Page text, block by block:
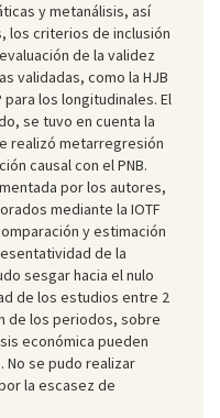
y metanálisis, así
los criterios de inclusión
de la validez
validadas, como la HJB
los longitudinales. El
se tuvo en cuenta la
realizó metarregresión
causal con el PNB.
por los autores,
mediante la IOTF
y estimación
de la
sesgar hacia el nulo
de los estudios entre 2
de los periodos, sobre
económica pueden
se pudo realizar
la escasez de